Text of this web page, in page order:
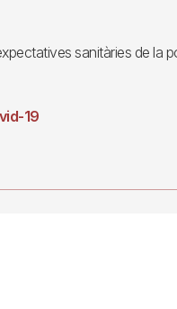
sanitàries de la
19